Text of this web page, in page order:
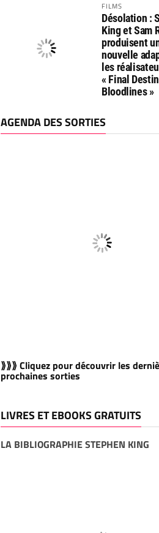
FILMS
Désolation :
King et Sam
produisent
nouvelle
les
« Final
Bloodlines »
AGENDA DES SORTIES
⟫⟫⟫ Cliquez pour découvrir les
prochaines sorties
LIVRES ET EBOOKS GRATUITS
LA BIBLIOGRAPHIE STEPHEN KING